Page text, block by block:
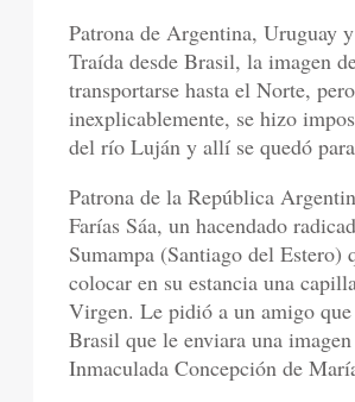
Patrona de Argentina, Uruguay y
Traída desde Brasil, la imagen
transportarse hasta el Norte, pero
inexplicablemente, se hizo
del río Luján y allí se quedó
Patrona de la República
Farías Sáa, un hacendado
Sumampa (Santiago del Estero)
colocar en su estancia una
Virgen. Le pidió a un amigo
Brasil que le enviara una
Inmaculada Concepción de